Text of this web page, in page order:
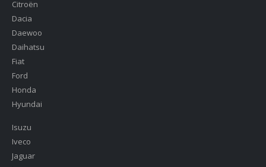
Citroën
Dacia
Daewoo
Daihatsu
Fiat
Ford
Honda
Hyundai
Isuzu
Iveco
Jaguar